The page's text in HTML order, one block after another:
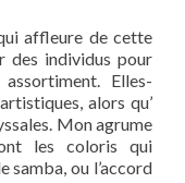
affleure de cette
des individus pour
Elles-
alors qu’
Mon agrume
les coloris qui
samba, ou l’accord